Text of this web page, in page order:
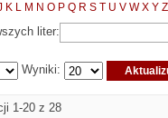
K L M N O P Q R S T U V W X Y Z
liter:
Wyniki:
1-20 z 28